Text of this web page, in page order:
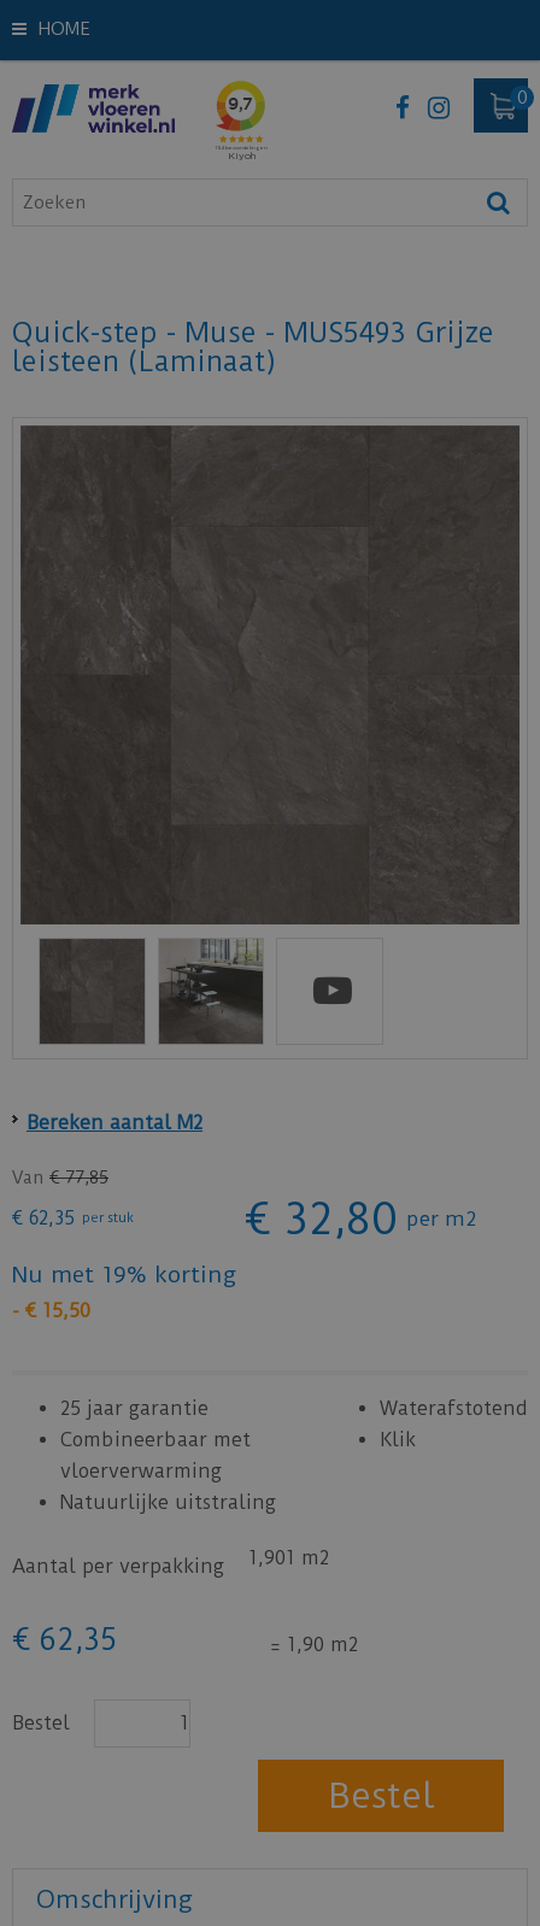
HOME
Quick-step - Muse - MUS5493 Grijze
leisteen (Laminaat)
Bereken aantal M2
Van € 77,85
€ 62,35 per stuk € 32,80 per m2
Nu met 19% korting
- € 15,50
25 jaar garantie
Waterafstotend
Combineerbaar met
vloerverwarming
Klik
Natuurlijke uitstraling
Aantal per verpakking 1,901 m2
€ 62 ,35 = 1,90 m2
Bestel
Omschrijving